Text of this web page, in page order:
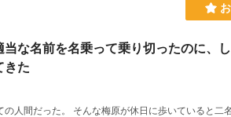
な名前を名乗って乗り切ったのに、
きた
二名の女子生徒が不良に絡ま